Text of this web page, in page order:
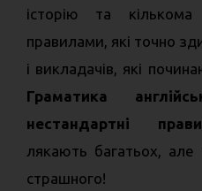
історію та кількома
правилами, які точно
і викладачів, які
Граматика
нестандартні
лякають багатьох, але
страшного!